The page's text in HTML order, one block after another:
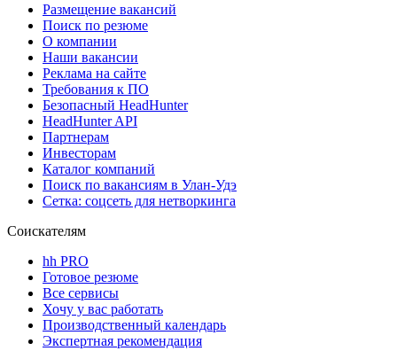
Размещение вакансий
Поиск по резюме
О компании
Наши вакансии
Реклама на сайте
Требования к ПО
Безопасный HeadHunter
HeadHunter API
Партнерам
Инвесторам
Каталог компаний
Поиск по вакансиям в Улан-Удэ
Сетка: соцсеть для нетворкинга
Соискателям
hh PRO
Готовое резюме
Все сервисы
Хочу у вас работать
Производственный календарь
Экспертная рекомендация